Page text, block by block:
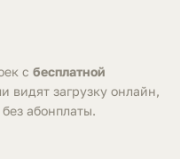
с бесплатной
видят загрузку онлайн,
абонплаты.